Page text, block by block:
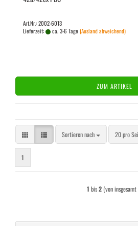
Art.Nr.: 2002-6013
Lieferzeit:
ca. 3-6 Tage(Ausland abweichend)
ZUM ARTIKEL
Sortieren nach
Sortieren nach 20 pro
pro Seite
1
1 bis2(von insgesamt